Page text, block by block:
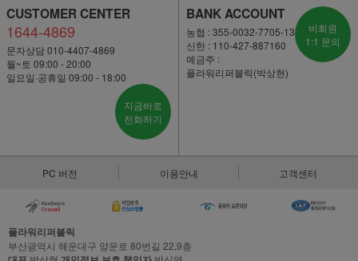
CUSTOMER CENTER
1644-4869
문자상담 010-4407-4869
월~토 09:00 - 20:00
일요일·공휴일 09:00 - 18:00
지금바로
전화하기
BANK ACCOUNT
농협 : 355-0032-7705-13
신한 : 110-427-887160
예금주 :
플라워리퍼블릭(박상현)
비회원
1:1 문의
PC 버전 이용안내 고객센터
플라워리퍼블릭
부산광역시 해운대구 양운로 80번길 22,9층